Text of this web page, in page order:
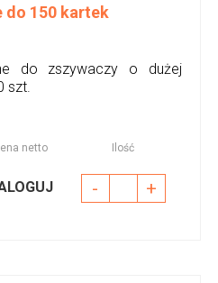
do 150 kartek
do zszywaczy o dużej
szt.
netto Ilość
- +